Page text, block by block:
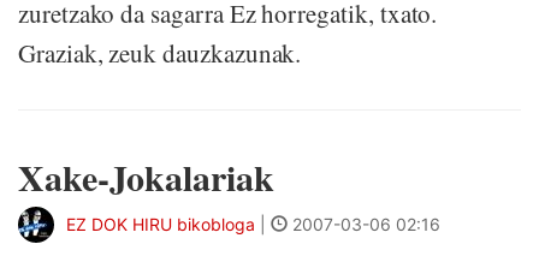
zuretzako da sagarra Ez horregatik, txato.
Graziak, zeuk dauzkazunak.
Xake-Jokalariak
EZ DOK HIRU bikobloga 2007-03-06 02:16